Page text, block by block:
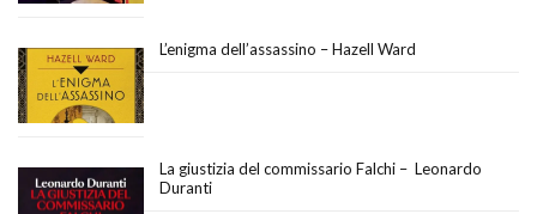
L’enigma dell’assassino – Hazell Ward
La giustizia del commissario Falchi – Leonardo
Duranti